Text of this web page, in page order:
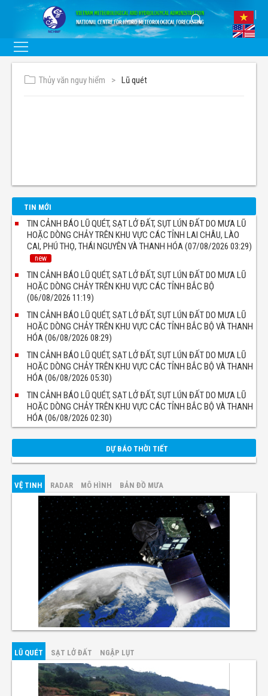
Thủy văn nguy hiểm Lũ quét
TIN MỚI
TIN CẢNH BÁO LŨ QUÉT, SẠT LỞ ĐẤT, SỤT LÚN ĐẤT DO MƯA LŨ
HOẶC DÒNG CHẢY TRÊN KHU VỰC CÁC TỈNH LAI CHÂU, LÀO
CAI, PHÚ THỌ, THÁI NGUYÊN VÀ THANH HÓA (07/08/2026 03:29)
new
TIN CẢNH BÁO LŨ QUÉT, SẠT LỞ ĐẤT, SỤT LÚN ĐẤT DO MƯA LŨ
HOẶC DÒNG CHẢY TRÊN KHU VỰC CÁC TỈNH BẮC BỘ
(06/08/2026 11:19)
TIN CẢNH BÁO LŨ QUÉT, SẠT LỞ ĐẤT, SỤT LÚN ĐẤT DO MƯA LŨ
HOẶC DÒNG CHẢY TRÊN KHU VỰC CÁC TỈNH BẮC BỘ VÀ THANH
HÓA (06/08/2026 08:29)
TIN CẢNH BÁO LŨ QUÉT, SẠT LỞ ĐẤT, SỤT LÚN ĐẤT DO MƯA LŨ
HOẶC DÒNG CHẢY TRÊN KHU VỰC CÁC TỈNH BẮC BỘ VÀ THANH
HÓA (06/08/2026 05:30)
TIN CẢNH BÁO LŨ QUÉT, SẠT LỞ ĐẤT, SỤT LÚN ĐẤT DO MƯA LŨ
HOẶC DÒNG CHẢY TRÊN KHU VỰC CÁC TỈNH BẮC BỘ VÀ THANH
HÓA (06/08/2026 02:30)
DỰ BÁO THỜI TIẾT
VỆ TINH RADAR MÔ HÌNH BẢN ĐỒ MƯA
LŨ QUÉT SẠT LỞ ĐẤT NGẬP LỤT